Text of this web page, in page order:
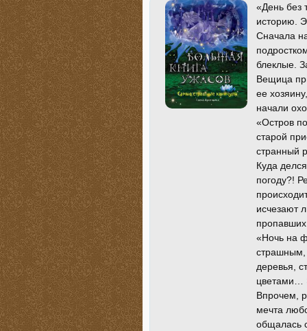
«День без
историю.
Сначала
блеклые.
Вещица
ее
начали
«Остров
старой
странный
Куда
погоду?!
исчезают
«Ночь на
страшным,
деревья,
цветами…
Впрочем,
мечта
общалась